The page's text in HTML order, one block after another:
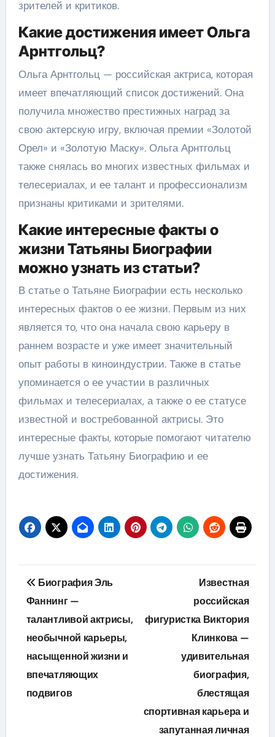
зрителей и критиков.
Какие достижения имеет Ольга
Арнтгольц?
Ольга Арнтгольц — российская актриса, которая
имеет впечатляющий список достижений. Она
получила множество престижных наград за
свою актерскую игру, включая премии «Золотой
Орел» и «Золотую Маску». Ольга Арнтгольц
также снялась во многих известных фильмах и
телесериалах, и ее талант и профессионализм
признаны критиками и зрителями.
Какие интересные факты о
жизни Татьяны Биографии
можно узнать из статьи?
В статье о Татьяне Биографии есть несколько
интересных фактов о ее жизни. Первым из них
является то, что она начала свою карьеру в
раннем возрасте и уже имеет значительный
опыт работы в киноиндустрии. Также в статье
упоминается о ее участии в различных
фильмах и телесериалах, а также о ее статусе
известной и востребованной актрисы. Это
интересные факты, которые помогают читателю
лучше узнать Татьяну Биографию и ее
достижения.
Навигация
по
записям
Биография Эль
Фаннинг —
талантливой актрисы,
необычной карьеры,
насыщенной жизни и
впечатляющих
подвигов
Известная
российская
фигуристка Виктория
Клинкова —
удивительная
биография,
блестящая
спортивная карьера и
запутанная личная